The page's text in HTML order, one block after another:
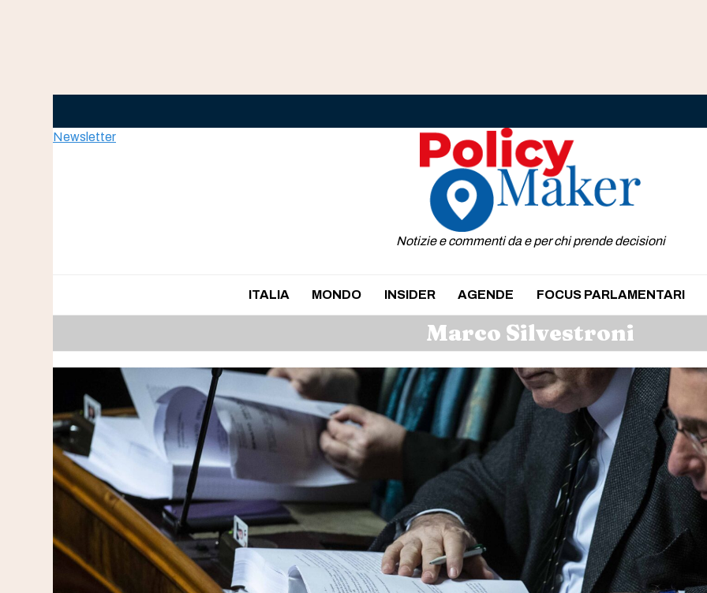
Newsletter
Notizie e commenti da e per chi prende decisioni
ITALIA MONDO INSIDER AGENDE FOCUS PARLAMENTARI
Marco Silvestroni